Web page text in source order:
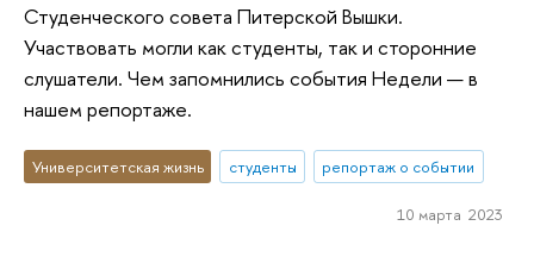
Студенческого совета Питерской Вышки.
Участвовать могли как студенты, так и сторонние
слушатели. Чем запомнились события Недели — в
нашем репортаже.
Университетская жизнь студенты репортаж о событии
10 марта 2023